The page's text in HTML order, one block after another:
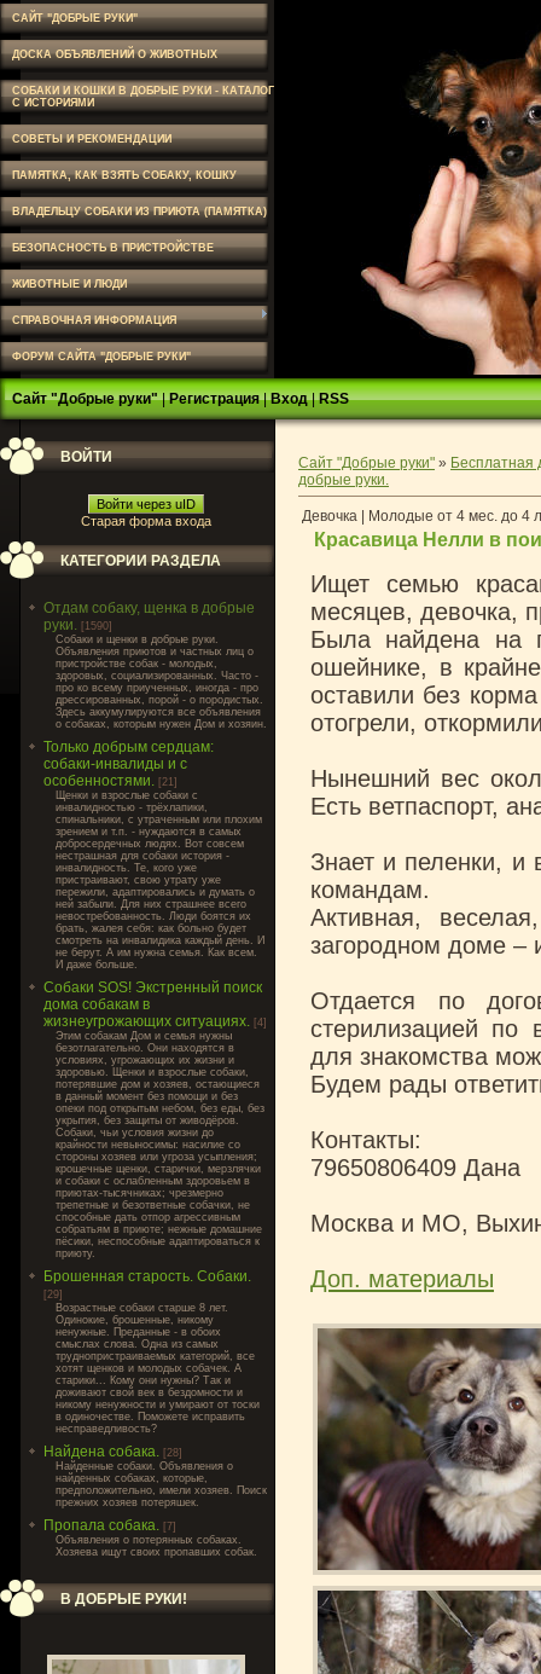
САЙТ "ДОБРЫЕ РУКИ"
ДОСКА ОБЪЯВЛЕНИЙ О ЖИВОТНЫХ
СОБАКИ И КОШКИ В ДОБРЫЕ РУКИ - КАТАЛОГ
С ИСТОРИЯМИ
СОВЕТЫ И РЕКОМЕНДАЦИИ
ПАМЯТКА, КАК ВЗЯТЬ СОБАКУ, КОШКУ
ВЛАДЕЛЬЦУ СОБАКИ ИЗ ПРИЮТА (ПАМЯТКА)
БЕЗОПАСНОСТЬ В ПРИСТРОЙСТВЕ
ЖИВОТНЫЕ И ЛЮДИ
СПРАВОЧНАЯ ИНФОРМАЦИЯ
ФОРУМ САЙТА "ДОБРЫЕ РУКИ"
Сайт "Добрые руки"|Регистрация|Вход|RSS
ВОЙТИ
Войти через uID
Старая форма входа
КАТЕГОРИИ РАЗДЕЛА
Отдам собаку, щенка в добрые
руки. [1590]
Cобаки и щенки в добрые руки.
Объявления приютов и частных лиц о
пристройстве собак - молодых,
здоровых, социализированных. Часто -
про ко всему приученных, иногда - про
дрессированных, порой - о породистых.
Здесь аккумулируются все объявления
о собаках, которым нужен Дом и хозяин.
Только добрым сердцам:
собаки-инвалиды и с
особенностями. [21]
Щенки и взрослые собаки с
инвалидностью - трёхлапики,
спинальники, с утраченным или плохим
зрением и т.п. - нуждаются в самых
добросердечных людях. Вот совсем
нестрашная для собаки история -
инвалидность. Те, кого уже
пристраивают, свою утрату уже
пережили, адаптировались и думать о
ней забыли. Для них страшнее всего
невостребованность. Люди боятся их
брать, жалея себя: как больно будет
смотреть на инвалидика каждый день. И
не берут. А им нужна семья. Как всем.
И даже больше.
Собаки SOS! Экстренный поиск
дома собакам в
жизнеугрожающих ситуациях. [4]
Этим собакам Дом и семья нужны
безотлагательно. Они находятся в
условиях, угрожающих их жизни и
здоровью. Щенки и взрослые собаки,
потерявшие дом и хозяев, остающиеся
в данный момент без помощи и без
опеки под открытым небом, без еды, без
укрытия, без защиты от живодёров.
Собаки, чьи условия жизни до
крайности невыносимы: насилие со
стороны хозяев или угроза усыпления;
крошечные щенки, старички, мерзлячки
и собаки с ослабленным здоровьем в
приютах-тысячниках; чрезмерно
трепетные и безответные собачки, не
способные дать отпор агрессивным
собратьям в приюте; нежные домашние
пёсики, неспособные адаптироваться к
приюту.
Брошенная старость. Собаки.
[29]
Возрастные собаки старше 8 лет.
Одинокие, брошенные, никому
ненужные. Преданные - в обоих
смыслах слова. Одна из самых
труднопристраиваемых категорий, все
хотят щенков и молодых собачек. А
старики... Кому они нужны? Так и
доживают свой век в бездомности и
никому ненужности и умирают от тоски
в одиночестве. Поможете исправить
несправедливость?
Найдена собака. [28]
Найденные собаки. Объявления о
найденных собаках, которые,
предположительно, имели хозяев. Поиск
прежних хозяев потеряшек.
Пропала собака. [7]
Объявления о потерянных собаках.
Хозяева ищут своих пропавших собак.
В ДОБРЫЕ РУКИ!
Сайт "Добрые руки" » Бесплатная
добрые руки.
Девочка | Молодые от 4 мес. до 4
Красавица Нелли в
Ищет семью
месяцев, девочка,
Была найдена на
ошейнике, в
оставили без
отогрели,
Нынешний вес
Есть ветпаспорт,
Знает и пеленки, и
командам.
Активная,
загородном доме –
Отдается по
стерилизацией по
для знакомства
Будем рады
Контакты:
79650806409 Дана
Москва и МО,
Доп. материалы